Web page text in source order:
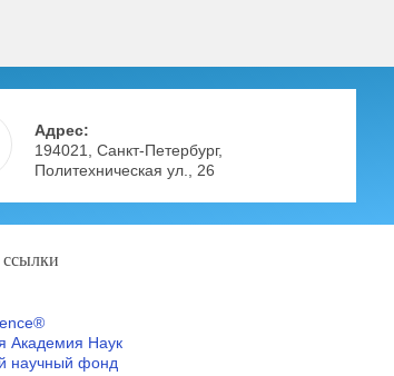
Адрес:
194021, Санкт-Петербург,
Политехническая ул., 26
Академия Наук
научный фонд